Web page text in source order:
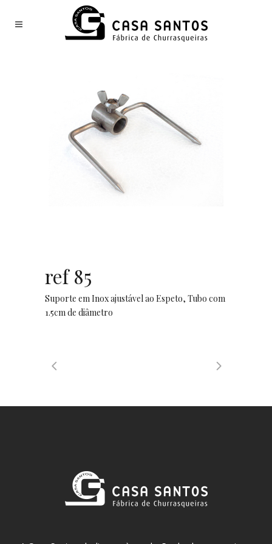
ref 85
Suporte em Inox ajustável ao Espeto, Tubo com
1.5cm de diâmetro